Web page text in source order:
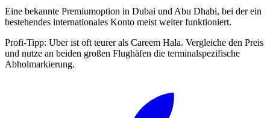
Eine bekannte Premiumoption in Dubai und Abu Dhabi, bei der ein
bestehendes internationales Konto meist weiter funktioniert.
Profi-Tipp: Uber ist oft teurer als Careem Hala. Vergleiche den Preis
und nutze an beiden großen Flughäfen die terminalspezifische
Abholmarkierung.